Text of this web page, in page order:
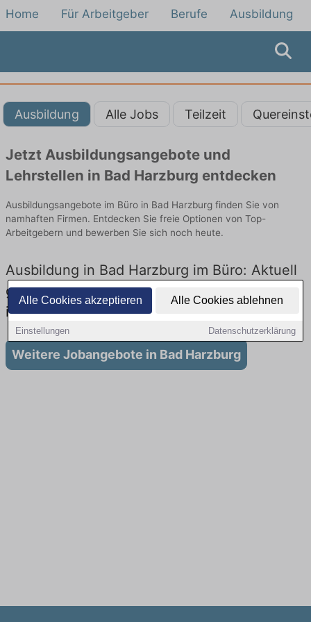
Alle Cookies akzeptieren Alle Cookies ablehnen
Einstellungen Datenschutzerklärung
Home Für Arbeitgeber Berufe Ausbildung
Ausbildung Alle Jobs Teilzeit
Jetzt Ausbildungsangebote und
Lehrstellen in Bad Harzburg entdecken
Ausbildungsangebote im Büro in Bad Harzburg finden Sie von
namhaften Firmen. Entdecken Sie freie Optionen von Top-
Arbeitgebern und bewerben Sie sich noch heute.
Ausbildung in Bad Harzburg im Büro: Aktuell
gibt es keine Stellenangebote für Ausbildung
in Bad Harzburg
Weitere Jobangebote in Bad Harzburg